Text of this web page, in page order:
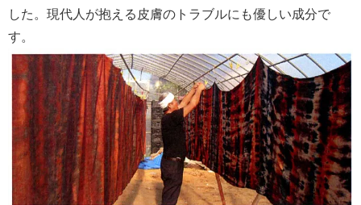
した。現代人が抱える皮膚のトラブルにも優しい成分で
す。